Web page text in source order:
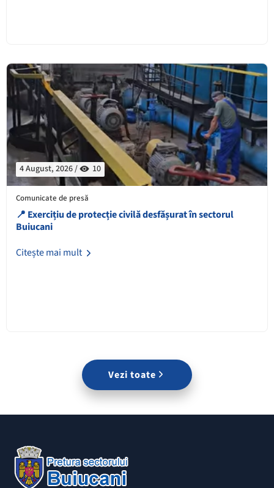
4 August, 2026 / 10
Comunicate de presă
📍 Exercițiu de protecție civilă desfășurat în sectorul
Buiucani
Citește mai mult
Vezi toate